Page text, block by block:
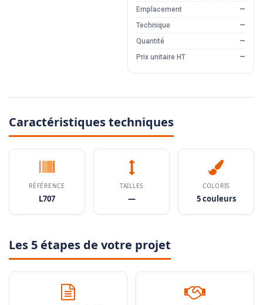
Emplacement
—
Technique
—
Quantité
—
Prix unitaire HT
—
Caractéristiques techniques
RÉFÉRENCE
L707
TAILLES
—
COLORIS
5 couleurs
Les 5 étapes de votre projet